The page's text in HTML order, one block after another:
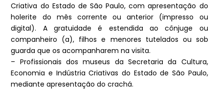
Criativa do Estado de São Paulo, com apresentação do
holerite do mês corrente ou anterior (impresso ou
digital). A gratuidade é estendida ao cônjuge ou
companheiro (a), filhos e menores tutelados ou sob
guarda que os acompanharem na visita.
– Profissionais dos museus da Secretaria da Cultura,
Economia e Indústria Criativas do Estado de São Paulo,
mediante apresentação do crachá.